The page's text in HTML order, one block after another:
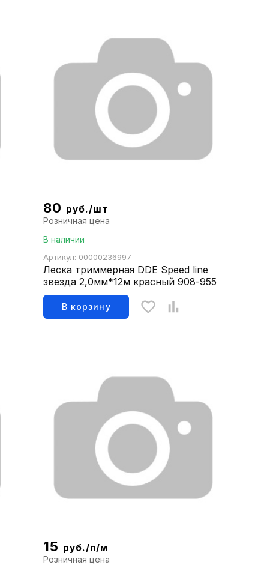
80 руб./шт
Розничная цена
В наличии
Артикул: 00000236997
Леска триммерная DDE Speed line
звезда 2,0мм*12м красный 908-955
В корзину
15 руб./п/м
Розничная цена